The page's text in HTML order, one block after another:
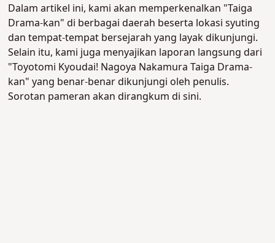
Dalam artikel ini, kami akan memperkenalkan "Taiga
Drama-kan" di berbagai daerah beserta lokasi syuting
dan tempat-tempat bersejarah yang layak dikunjungi.
Selain itu, kami juga menyajikan laporan langsung dari
"Toyotomi Kyoudai! Nagoya Nakamura Taiga Drama-
kan" yang benar-benar dikunjungi oleh penulis.
Sorotan pameran akan dirangkum di sini.